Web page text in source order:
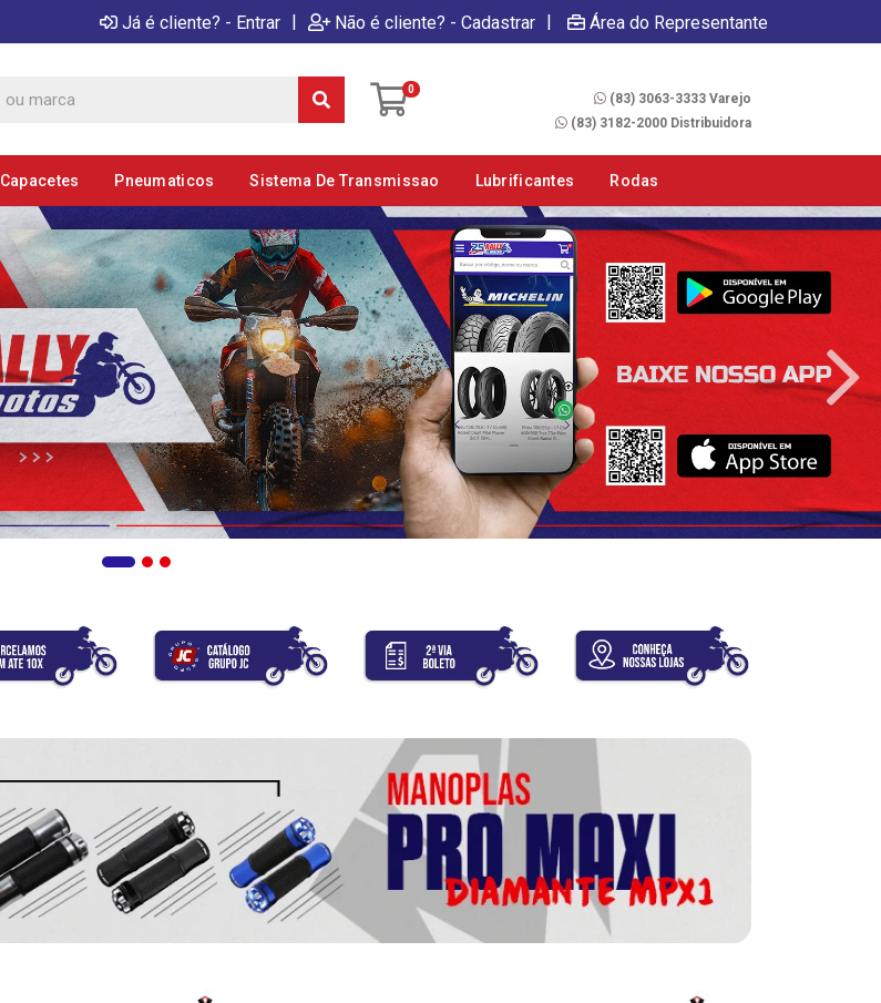
Já é cliente? - Entrar | Não é cliente? - Cadastrar | Área do Representante
0
(83) 3063-3333 Varejo
(83) 3182-2000 Distribuidora
Capacetes Pneumaticos Sistema De Transmissao Lubrificantes Rodas